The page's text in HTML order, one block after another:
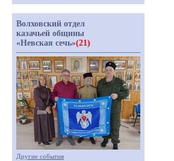
Волховский отдел
казачьей общины
«Невская сечь»(21)
Другие события